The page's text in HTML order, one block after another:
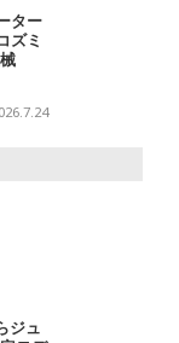
ター
ズミ
ジュ